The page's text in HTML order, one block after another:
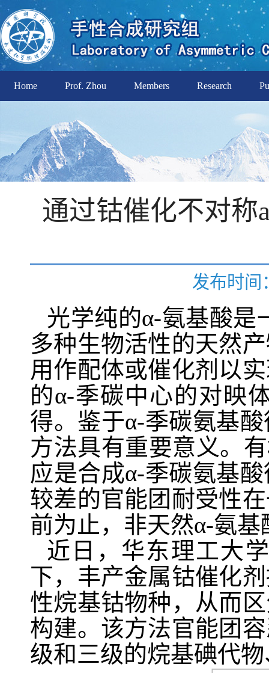
Home Prof. Zhou Members Research
通过钴催化不对称
发布时间
光学纯的α-氨基酸是
多种生物活性的天然
用作配体或催化剂以
的α-季碳中心的对映
得。鉴于α-季碳氨基
方法具有重要意义。
应是合成α-季碳氨基
较差的官能团耐受性
前为止，非天然α-氨基
近日，华东理工大
下，丰产金属钴催化
性烷基钴物种，从而
构建。该方法官能团
级和三级的烷基碘代